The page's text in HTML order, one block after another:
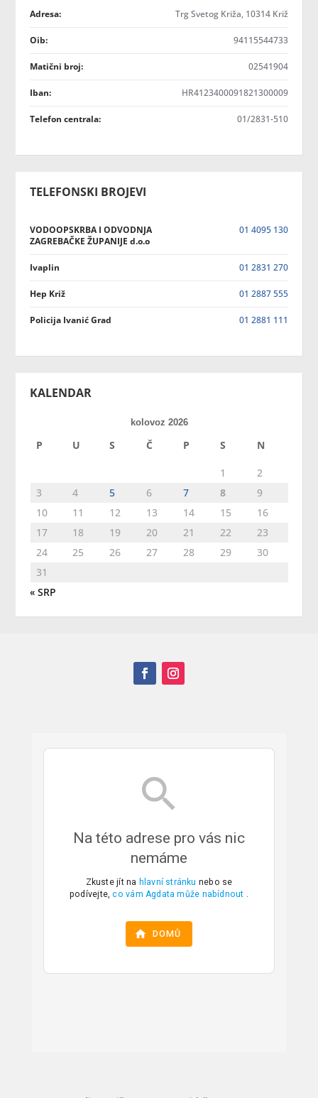
Adresa: Trg Svetog Križa, 10314 Križ
Oib: 94115544733
Matični broj: 02541904
Iban: HR4123400091821300009
Telefon centrala: 01/2831-510
TELEFONSKI BROJEVI
VODOOPSKRBA I ODVODNJA
ZAGREBAČKE ŽUPANIJE d.o.o
01 4095 130
Ivaplin 01 2831 270
Hep Križ 01 2887 555
Policija Ivanić Grad 01 2881 111
KALENDAR
kolovoz 2026
P U S Č P S N
1
2
3
4 5 6 7 8
9
10
11 12 13 14 15
16
17
18 19 20 21 22
23
24
25 26 27 28 29
30
31
« SRP